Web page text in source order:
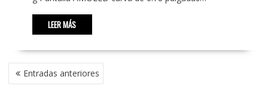
LEER MÁS
NAVEGACIÓN
DE Entradas anteriores